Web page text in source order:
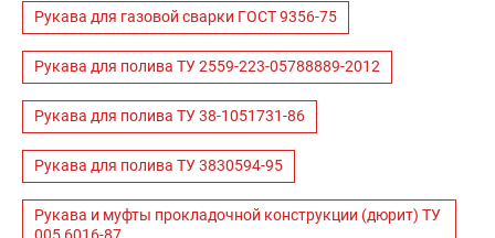
Рукава для газовой сварки ГОСТ 9356-75
Рукава для полива ТУ 2559-223-05788889-2012
Рукава для полива ТУ 38-1051731-86
Рукава для полива ТУ 3830594-95
Рукава и муфты прокладочной конструкции (дюрит) ТУ